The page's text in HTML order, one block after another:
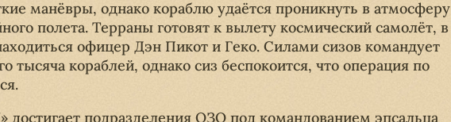
манёвры, однако кораблю удаётся проникнуть в атмосферу
полета. Терраны готовят к вылету космический самолёт, в
офицер Дэн Пикот и Геко. Силами сизов командует
тысяча кораблей, однако сиз беспокоится, что операция по
подразделения ОЗО под командованием эпсальца